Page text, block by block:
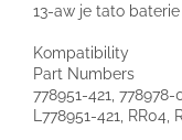
13-aw je tato
Kompatibility
Part Numbers
778951-421,
L778951-421,